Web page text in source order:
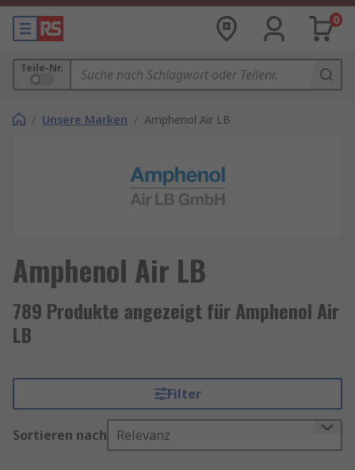
0
Teile-Nr.
/ Unsere Marken / Amphenol Air LB
Amphenol Air LB
789 Produkte angezeigt für Amphenol Air
LB
Filter
Sortieren nach Relevanz